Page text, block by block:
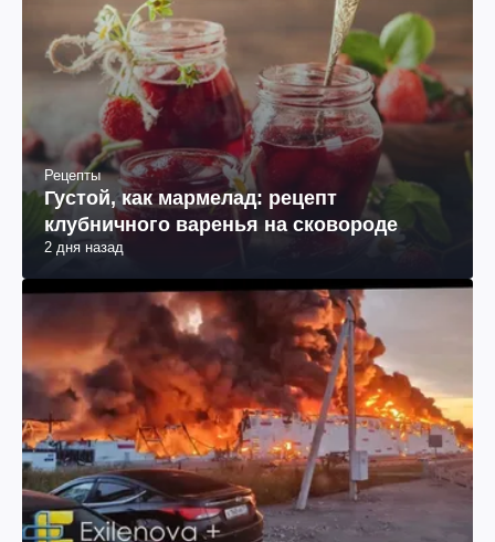
Рецепты
Густой, как мармелад: рецепт
клубничного варенья на сковороде
2 дня назад